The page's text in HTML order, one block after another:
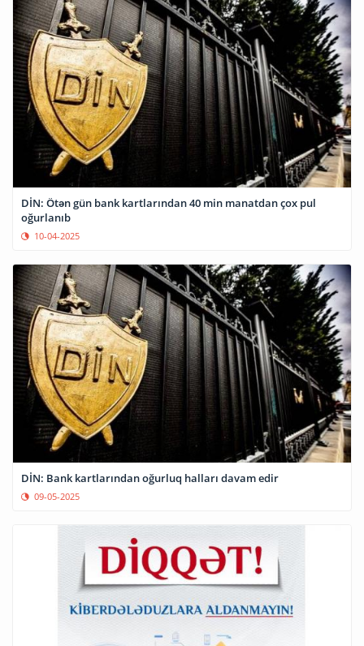
DİN: Ötən gün bank kartlarından 40 min manatdan çox pul
oğurlanıb
10-04-2025
DİN: Bank kartlarından oğurluq halları davam edir
09-05-2025